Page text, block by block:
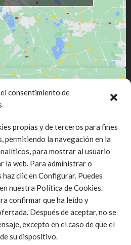
consentimiento de
propias y de terceros para fines
permitiendo la navegación en la
para mostrar al usuario
la web. Para administrar o
clic en Configurar. Puedes
nuestra Política de Cookies.
confirmar que ha leído y
Después de aceptar, no se
excepto en el caso de que el
su dispositivo.
márketing cookies and
this content